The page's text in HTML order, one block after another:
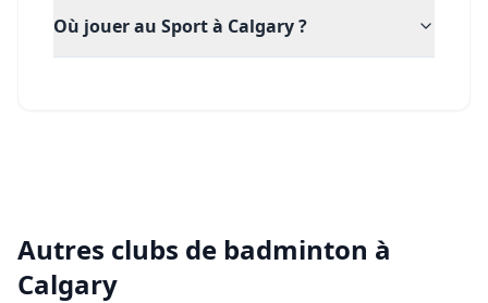
Où jouer au Sport à Calgary ?
Autres clubs de badminton à
Calgary